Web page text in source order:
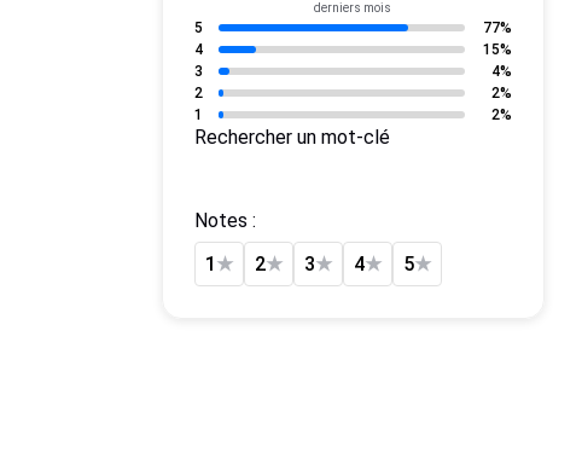
derniers mois
5
77%
4
15%
3
4%
2
2%
1
2%
Rechercher un mot-clé
Notes :
1 ★ 2★ 3★ 4★ 5★